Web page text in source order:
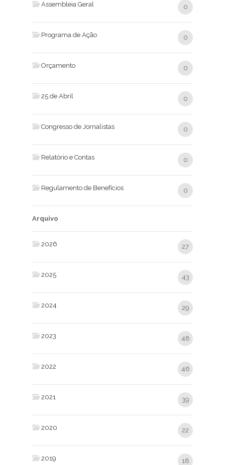
Assembleia Geral 0
Programa de Ação 0
Orçamento 0
25 de Abril 0
Congresso de Jornalistas 0
Relatório e Contas 0
Regulamento de Benefícios 0
Arquivo
2026 27
2025 43
2024 29
2023 48
2022 46
2021 39
2020 22
2019 18